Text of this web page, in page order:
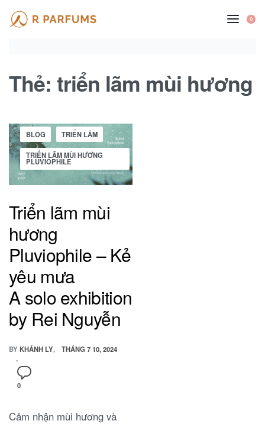
0
Thẻ: triển lãm mùi hương
Posted
in
BLOG TRIỂN LÃM
TRIỂN LÃM MÙI HƯƠNG
PLUVIOPHILE
Triển lãm mùi
hương
Pluviophile – Kẻ
yêu mưa
A solo exhibition
by Rei Nguyễn
BY KHÁNH LY THÁNG 7 10, 2024
0ON
MÙI
Cảm nhận mùi hương và